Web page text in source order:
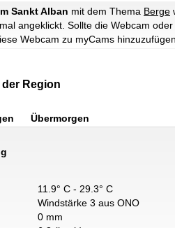
Sankt Alban mit dem Thema Berge
angeklickt. Sollte die Webcam
Webcam zu myCams hinzuzufügen.
der Region
Übermorgen
11.9° C - 29.3° C
Windstärke 3 aus ONO
0 mm